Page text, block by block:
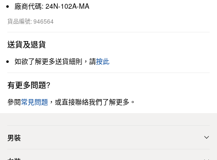
廠商代碼: 24N-102A-MA
貨品編號: 946564
送貨及退貨
如欲了解更多送貨細則，請按此
有更多問題?
參閱常見問題 ，或直接聯絡我們了解更多。
男裝